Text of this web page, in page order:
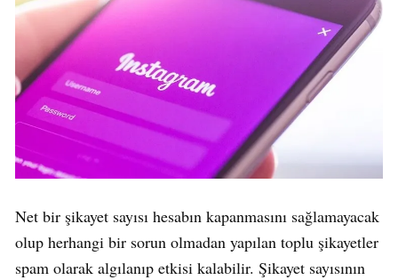
Net bir şikayet sayısı hesabın kapanmasını sağlamayacak
olup herhangi bir sorun olmadan yapılan toplu şikayetler
spam olarak algılanıp etkisi kalabilir. Şikayet sayısının